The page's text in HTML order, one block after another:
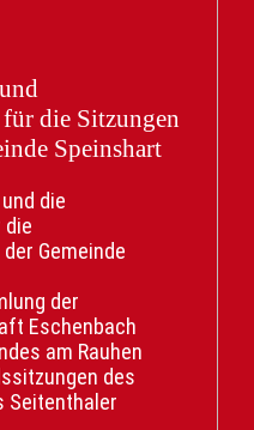
Der Weg ins
Nach
neue
direkt zu Ihnen
Service ist
die Sitzungen
Speinshart
die
Gemeinde
der
Eschenbach
am Rauhen
des
Seitenthaler